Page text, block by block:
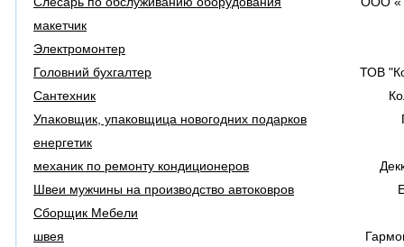
макетчик
Электромонтер
Головний бухгалтер
ТОВ
Сантехник
Упаковщик, упаковщица новогодних подарков
енергетик
механик по ремонту кондиционеров
Швеи мужчины на производство автоковров
Сборщик Мебели
швея